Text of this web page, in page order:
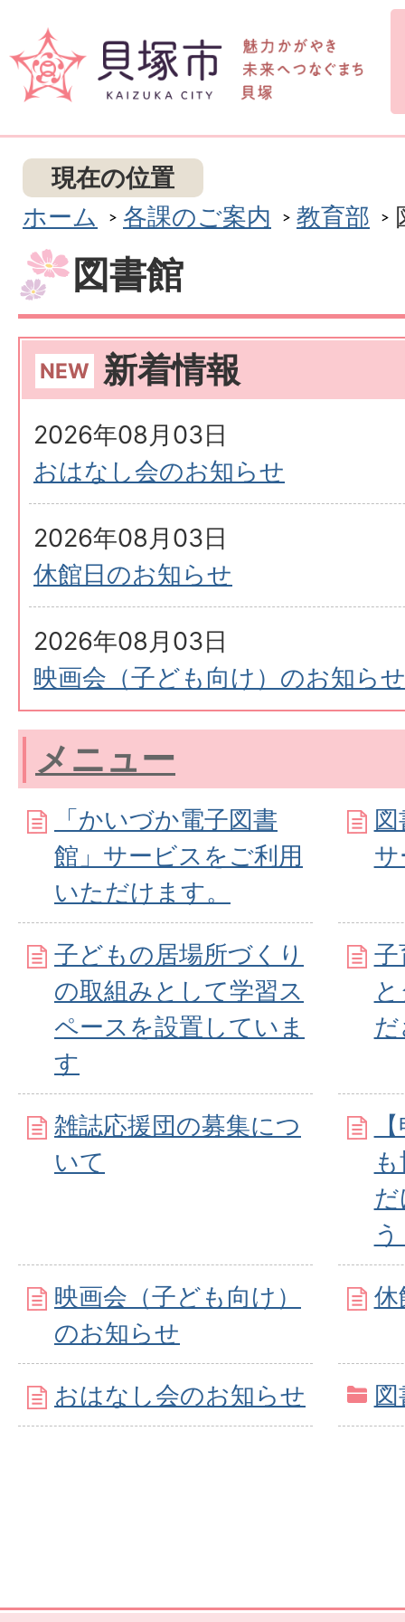
現在の位置
ホーム
各課のご案内 教育部
図書館
新着情報
2026年08月03日
おはなし会のお知らせ
2026年08月03日
休館日のお知らせ
2026年08月03日
映画会（子ども向け）のお知らせ
メニュー
「かいづか電子図書
館」サービスをご利用
いただけます。
子どもの居場所づくり
の取組みとして学習ス
ペースを設置していま
す
子
雑誌応援団の募集につ
いて
映画会（子ども向け）
のお知らせ
休
おはなし会のお知らせ